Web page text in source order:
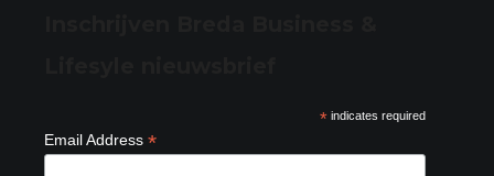
*indicates required
Email Address *